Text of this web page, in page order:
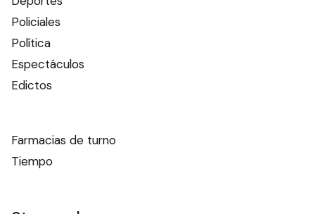
Policiales
Política
Espectáculos
Edictos
Farmacias de turno
Tiempo